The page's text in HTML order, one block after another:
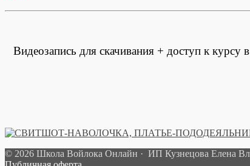
Видеозапись для скачивания + доступ к
© 2026 Школа Войлока Онлайн · ИП Кузнецова Елена